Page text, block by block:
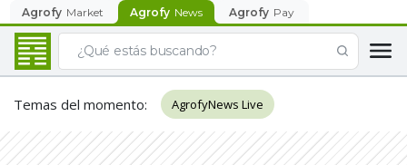
Agrofy Market Agrofy News Agrofy Pay
Temas del momento: AgrofyNews Live